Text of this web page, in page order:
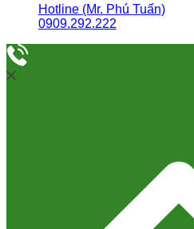
Hotline (Mr. Phú Tuấn)
0909.292.222